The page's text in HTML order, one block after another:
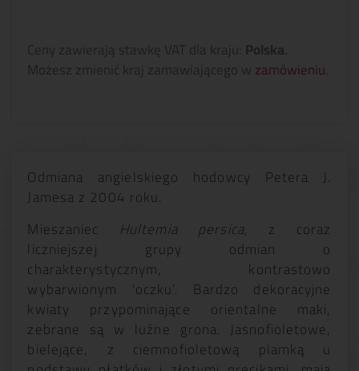
Ceny zawierają stawkę VAT dla kraju: Polska
Możesz zmienić kraj zamawiającego wzamówieniu
Odmiana angielskiego hodowcy Petera J.
Jamesa z 2004 roku.
Mieszaniec Hultemia persica, z coraz
liczniejszej grupy odmian o
charakterystycznym, kontrastowo
wybarwionym 'oczku’. Bardzo dekoracyjne
kwiaty przypominające orientalne maki,
zebrane są w luźne grona. Jasnofioletowe,
bielejące, z ciemnofioletową plamką u